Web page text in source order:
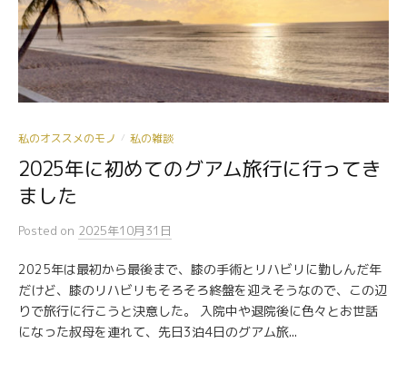
私のオススメのモノ / 私の雑談
2025年に初めてのグアム旅行に行ってき
ました
Posted on 2025年10月31日
2025年は最初から最後まで、膝の手術とリハビリに勤しんだ年
だけど、膝のリハビリもそろそろ終盤を迎えそうなので、この辺
りで旅行に行こうと決意した。 入院中や退院後に色々とお世話
になった叔母を連れて、先日3泊4日のグアム旅...